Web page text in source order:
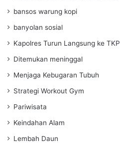
bansos warung kopi
banyolan sosial
Kapolres Turun Langsung ke TKP
Ditemukan meninggal
Menjaga Kebugaran Tubuh
Strategi Workout Gym
Pariwisata
Keindahan Alam
Lembah Daun